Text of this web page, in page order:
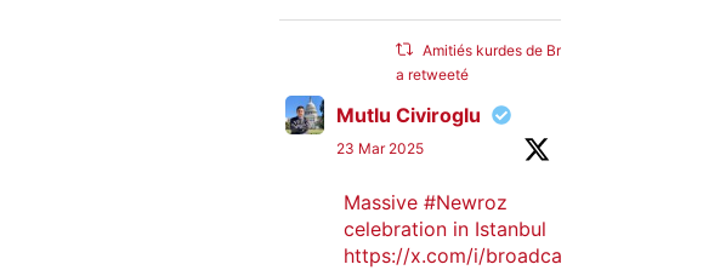
Amitiés kurdes de Bretagne
a retweeté
Mutlu Civiroglu
23 Mar 2025
Massive #Newroz
celebration in Istanbul
https://x.com/i/broadcasts/